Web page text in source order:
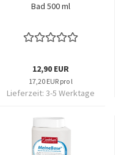
Bad 500 ml
12,90 EUR
17,20 EUR pro l
Lieferzeit: 3-5 Werktage